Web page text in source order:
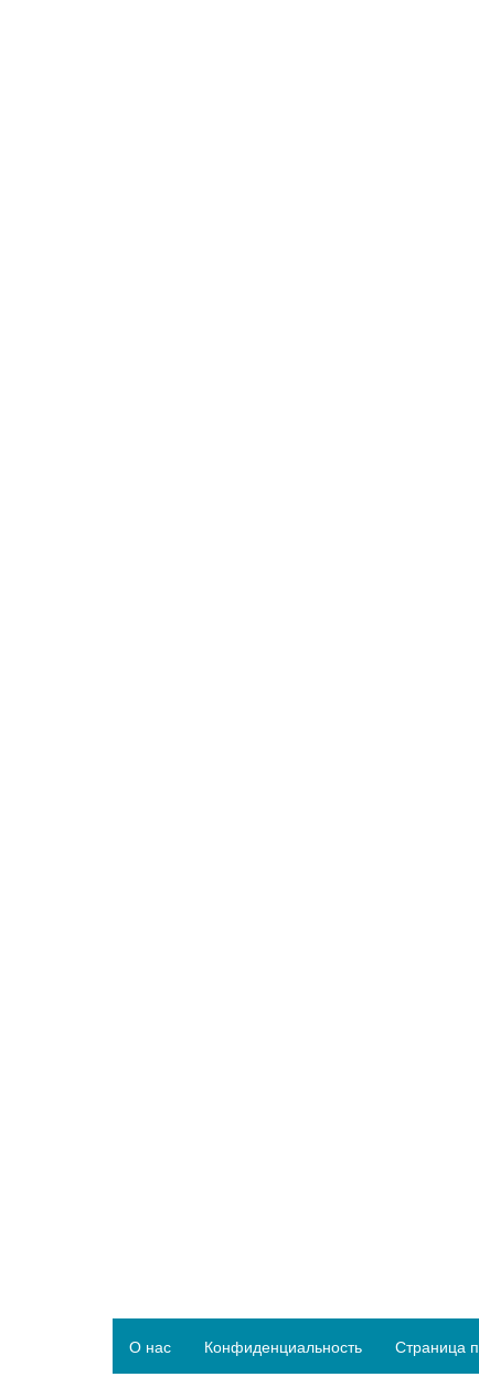
О нас Конфиденциальность Страница